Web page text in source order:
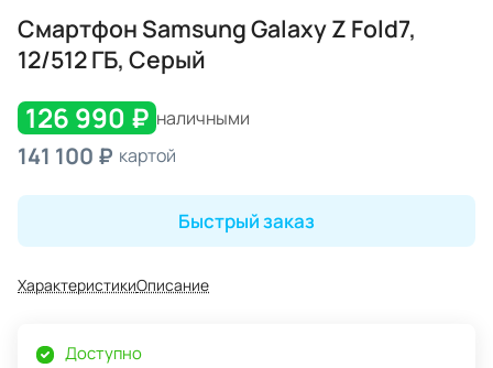
Смартфон Samsung Galaxy Z Fold7,
12/512 ГБ, Серый
126 990 ₽ наличными
141 100 ₽ картой
Быстрый заказ
ХарактеристикиОписание
Доступно